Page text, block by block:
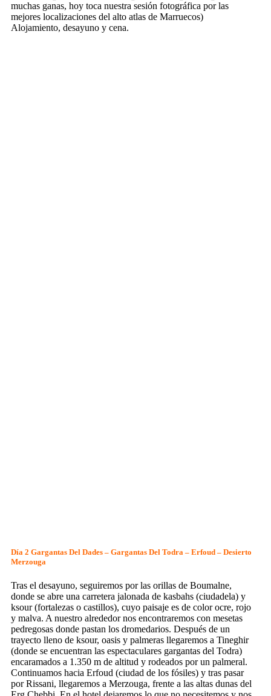
muchas ganas, hoy toca nuestra sesión fotográfica por las
mejores localizaciones del alto atlas de Marruecos)
Alojamiento, desayuno y cena.
Día 2 Gargantas Del Dades – Gargantas Del Todra – Erfoud – Desierto
Merzouga
Tras el desayuno, seguiremos por las orillas de Boumalne,
donde se abre una carretera jalonada de kasbahs (ciudadela) y
ksour (fortalezas o castillos), cuyo paisaje es de color ocre, rojo
y malva. A nuestro alrededor nos encontraremos con mesetas
pedregosas donde pastan los dromedarios. Después de un
trayecto lleno de ksour, oasis y palmeras llegaremos a Tineghir
(donde se encuentran las espectaculares gargantas del Todra)
encaramados a 1.350 m de altitud y rodeados por un palmeral.
Continuamos hacia Erfoud (ciudad de los fósiles) y tras pasar
por Rissani, llegaremos a Merzouga, frente a las altas dunas del